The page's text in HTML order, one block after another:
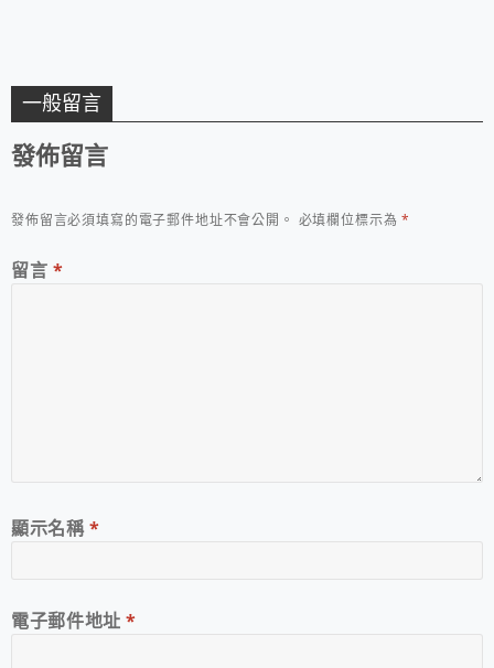
一般留言
發佈留言
發佈留言必須填寫的電子郵件地址不會公開。 必填欄位標示為*
留言 *
顯示名稱*
電子郵件地址*